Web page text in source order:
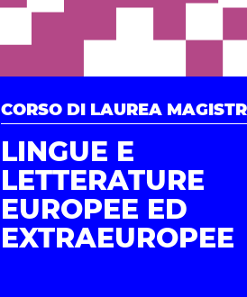
CORSO DI LAUREA
LINGUE E
LETTERATURE
EUROPEE ED
EXTRAEUROPEE